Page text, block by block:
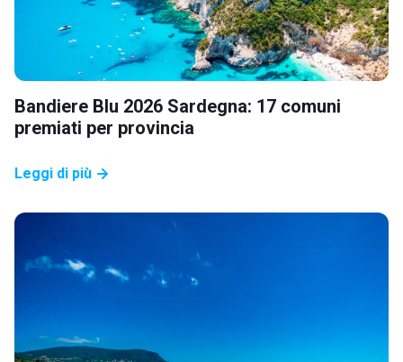
Bandiere Blu 2026 Sardegna: 17 comuni
premiati per provincia
Leggi di più